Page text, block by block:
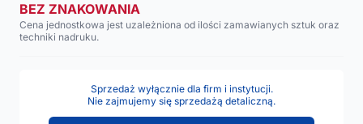
BEZ ZNAKOWANIA
Cena jednostkowa jest uzależniona od ilości zamawianych sztuk oraz
techniki nadruku.
Sprzedaż wyłącznie dla firm i instytucji.
Nie zajmujemy się sprzedażą detaliczną.